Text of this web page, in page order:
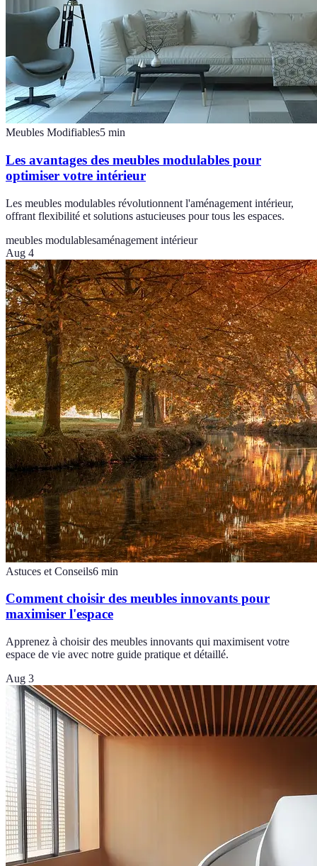
Meubles Modifiables5 min
Les avantages des meubles modulables pour
optimiser votre intérieur
Les meubles modulables révolutionnent l'aménagement intérieur,
offrant flexibilité et solutions astucieuses pour tous les espaces.
meubles modulablesaménagement intérieur
Aug 4
Astuces et Conseils6 min
Comment choisir des meubles innovants pour
maximiser l'espace
Apprenez à choisir des meubles innovants qui maximisent votre
espace de vie avec notre guide pratique et détaillé.
Aug 3